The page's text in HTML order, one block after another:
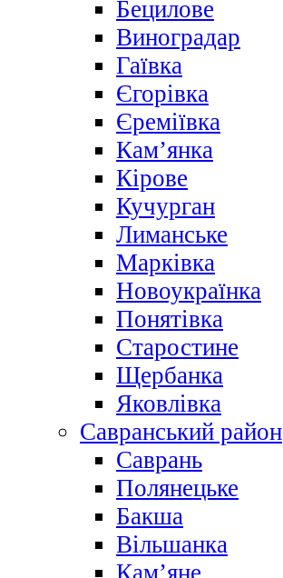
Бецилове
Виноградар
Гаївка
Єгорівка
Єреміївка
Кам’янка
Кірове
Кучурган
Лиманське
Марківка
Новоукраїнка
Понятівка
Старостине
Щербанка
Яковлівка
Савранський район
Саврань
Полянецьке
Бакша
Вільшанка